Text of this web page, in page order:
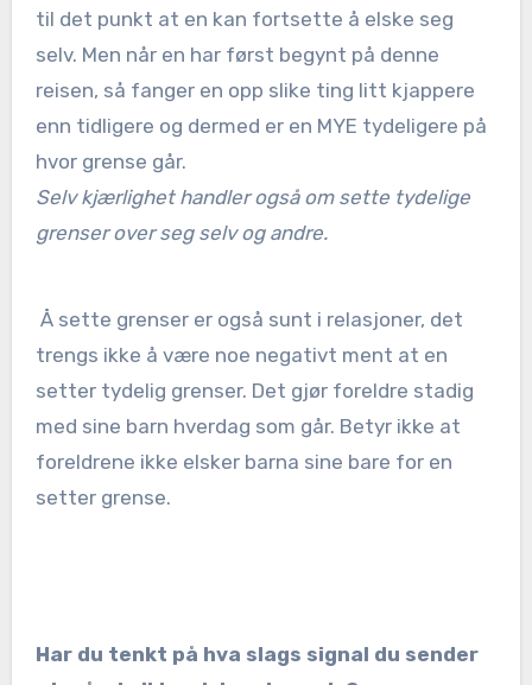
til det punkt at en kan fortsette å elske seg
selv. Men når en har først begynt på denne
reisen, så fanger en opp slike ting litt kjappere
enn tidligere og dermed er en MYE tydeligere på
hvor grense går.
Selv kjærlighet handler også om sette tydelige
grenser over seg selv og andre.
Å sette grenser er også sunt i relasjoner, det
trengs ikke å være noe negativt ment at en
setter tydelig grenser. Det gjør foreldre stadig
med sine barn hverdag som går. Betyr ikke at
foreldrene ikke elsker barna sine bare for en
setter grense.
Har du tenkt på hva slags signal du sender